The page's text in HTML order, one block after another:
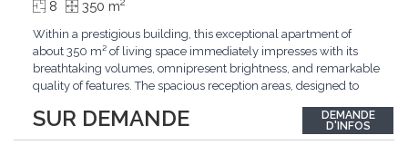
SUR DEMANDE
8 350 m
Within a prestigious building, this exceptional apartment of
about 350 m² of living space immediately impresses with its
breathtaking volumes, omnipresent brightness, and remarkable
quality of features. The spacious reception areas, designed to
outdoor spaces bathed in greenery. The bedrooms also have
direct access to the outdoors, offering...
DEMANDE
D'INFOS